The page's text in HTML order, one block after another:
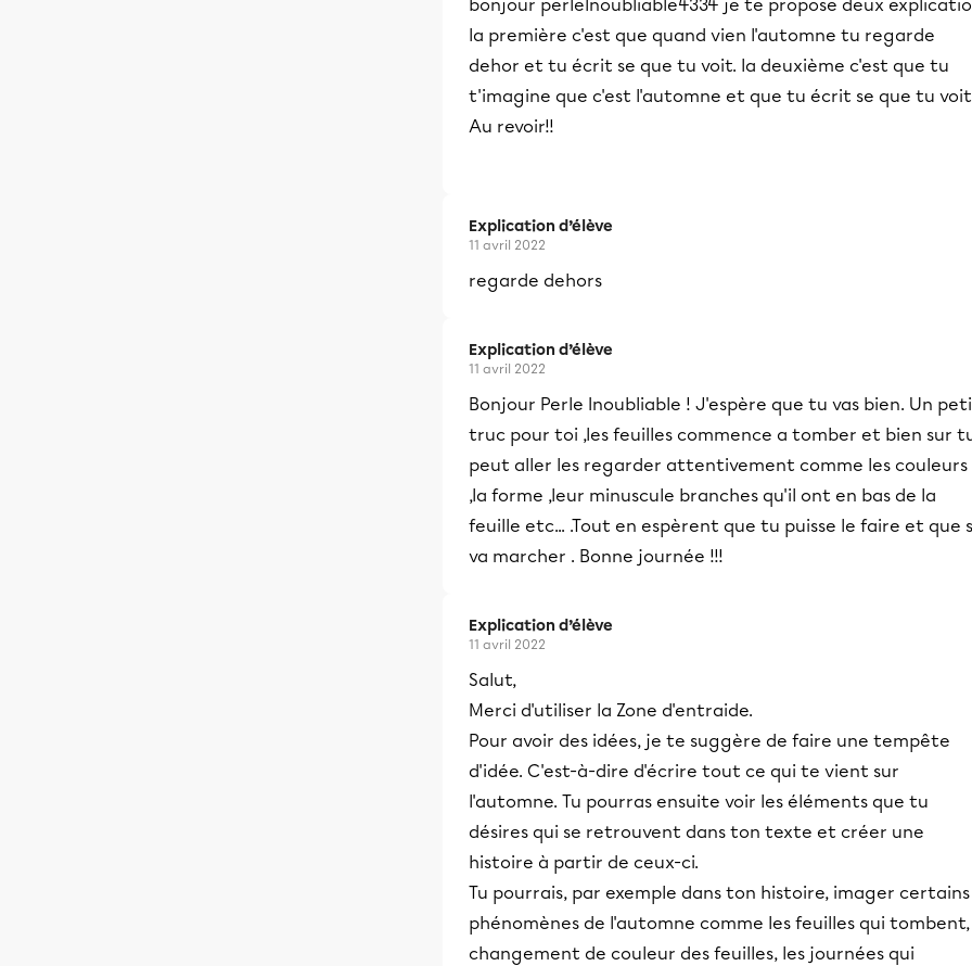
bonjour perlelnoubliable4334 je te propose deux
la première c'est que quand vien l'automne tu regarde
dehor et tu écrit se que tu voit. la deuxième c'est que tu
t'imagine que c'est l'automne et que tu écrit se que tu
Au revoir!!
Explication d’élève
11 avril 2022
regarde dehors
Explication d’élève
11 avril 2022
Bonjour Perle Inoubliable ! J'espère que tu vas bien. Un
truc pour toi ,les feuilles commence a tomber et bien sur
peut aller les regarder attentivement comme les couleurs
,la forme ,leur minuscule branches qu'il ont en bas de la
feuille etc... .Tout en espèrent que tu puisse le faire et que
va marcher . Bonne journée !!!
Explication d’élève
11 avril 2022
Salut,
Merci d'utiliser la Zone d'entraide.
Pour avoir des idées, je te suggère de faire une tempête
d'idée. C'est-à-dire d'écrire tout ce qui te vient sur
l'automne. Tu pourras ensuite voir les éléments que tu
désires qui se retrouvent dans ton texte et créer une
histoire à partir de ceux-ci.
Tu pourrais, par exemple dans ton histoire, imager certains
phénomènes de l'automne comme les feuilles qui tombent,
changement de couleur des feuilles, les journées qui